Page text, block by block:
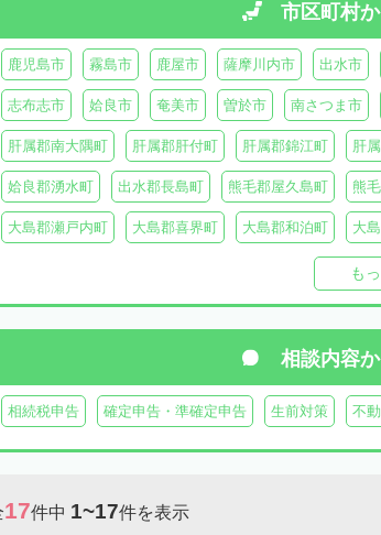
市区町村
鹿児島市 霧島市 鹿屋市 薩摩川内市 出水市
志布志市 姶良市 奄美市 曽於市 南さつま市
肝属郡南大隅町 肝属郡肝付町 肝属郡錦江町 肝
姶良郡湧水町 出水郡長島町 熊毛郡屋久島町 熊
大島郡瀬戸内町 大島郡喜界町 大島郡和泊町 大
鹿児
も
相談内容
相続税申告 確定申告・準確定申告 生前対策 不
17件中 1~17件を表示